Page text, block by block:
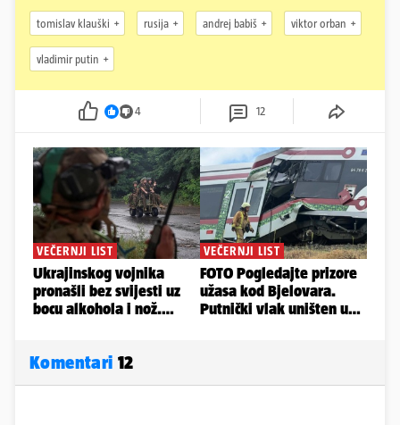
tomislav klauški rusija andrej babiš viktor orban
vladimir putin
4 12
Komentari 12